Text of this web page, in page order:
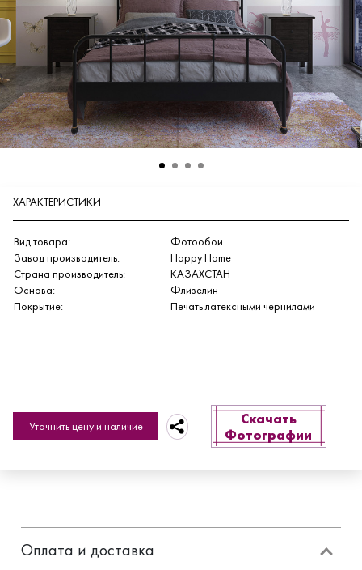
ХАРАКТЕРИСТИКИ
Вид товара:
Фотообои
Завод производитель:
Happy Home
Страна производитель:
КАЗАХСТАН
Основа:
Флизелин
Покрытие:
Печать латексными чернилами
Уточнить цену и наличие
Скачать
Фотографии
Оплата и доставка